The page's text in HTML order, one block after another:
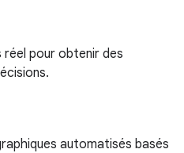
réel pour obtenir des
automatisés basés